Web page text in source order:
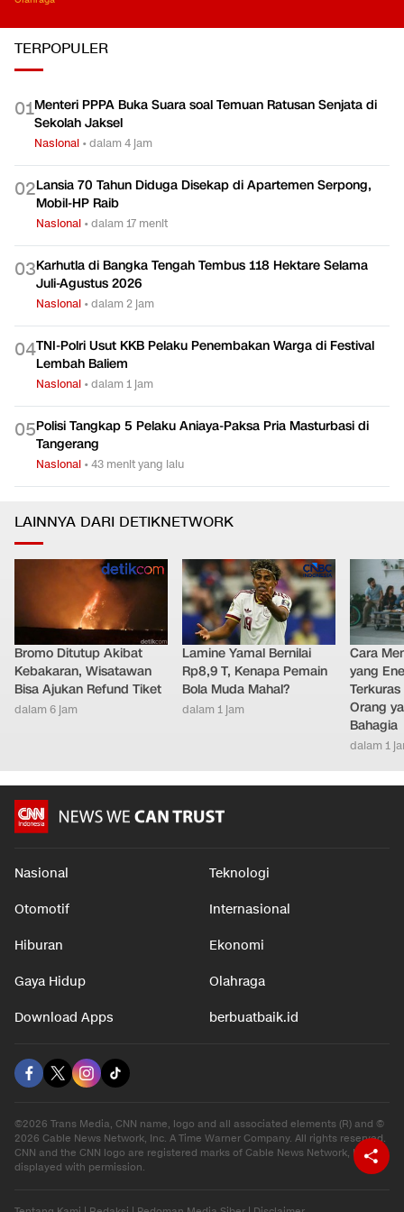
TERPOPULER
01Menteri PPPA Buka Suara soal Temuan Ratusan Senjata di
Sekolah Jaksel
Nasional •dalam 4 jam
02Lansia 70 Tahun Diduga Disekap di Apartemen Serpong,
Mobil-HP Raib
Nasional •dalam 17 menit
03Karhutla di Bangka Tengah Tembus 118 Hektare Selama
Juli-Agustus 2026
Nasional •dalam 2 jam
04TNI-Polri Usut KKB Pelaku Penembakan Warga di Festival
Lembah Baliem
Nasional •dalam 1 jam
05Polisi Tangkap 5 Pelaku Aniaya-Paksa Pria Masturbasi di
Tangerang
Nasional •43 menit yang lalu
LAINNYA DARI DETIKNETWORK
Bromo Ditutup Akibat
Kebakaran, Wisatawan
Bisa Ajukan Refund Tiket
dalam 6 jam
Lamine Yamal Bernilai
Rp8,9 T, Kenapa Pemain
Bola Muda Mahal?
dalam 1 jam
Cara
yang
Orang
Bahagia
dalam 1
Nasional Teknologi
Otomotif Internasional
Hiburan Ekonomi
Gaya Hidup Olahraga
Download Apps berbuatbaik.id
©2026 Trans Media, CNN name, logo and all associated elements (R) and ©
2026 Cable News Network, Inc. A Time Warner Company. All rights reserved.
CNN and the CNN logo are registered marks of Cable News Network, Inc.,
displayed with permission.